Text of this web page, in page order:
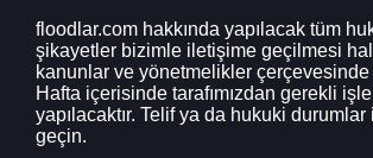
floodlar.com hakkında yapılacak tüm
şikayetler bizimle iletişime geçilmesi
kanunlar ve yönetmelikler
Hafta içerisinde tarafımızdan gerekli
yapılacaktır. Telif ya da hukuki
geçin.